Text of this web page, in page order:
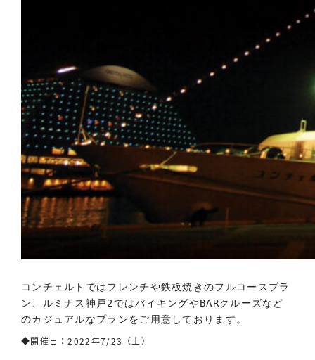
コンチェルトではフレンチや鉄板焼きのフルコースプラ
ン、ルミナス神戸2ではバイキングやBARクルーズなど
のカジュアルなプランをご用意しております。
◆開催日：2022年7/23（土）